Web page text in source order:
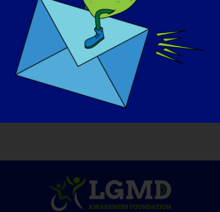
العضلي الجانبي الغدي غدًا، فما هو أول شيء تريد
القيام به
أولاً وقبل كل شيء أود أن أهنئ كل طبيب ساعدني
شخصيًا. الشيء الرئيسي هو أنني أود أن أفتح مدونة
واحدة عن هذا المرض وسأقوم بتوجيه ودعم
المرضى في كيفية التغلب على هذا المرض. أعرف
كيف أعاني من هذا المرض. لن أعطي فرصة
للآخرين للمعاناة مرة أخرى.